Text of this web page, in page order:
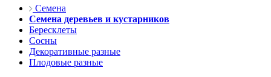
Семена
Семена деревьев и кустарников
Бересклеты
Сосны
Декоративные разные
Плодовые разные